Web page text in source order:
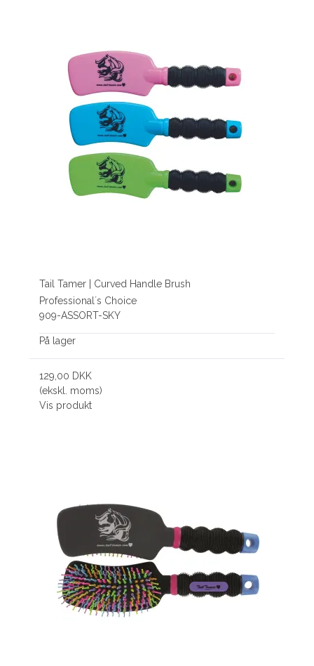
Tail Tamer | Curved Handle Brush
Professional´s Choice
909-ASSORT-SKY
På lager
129,00 DKK
(ekskl. moms)
Vis produkt